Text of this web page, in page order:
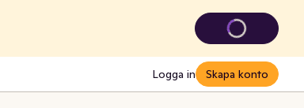
Logga in Skapa konto